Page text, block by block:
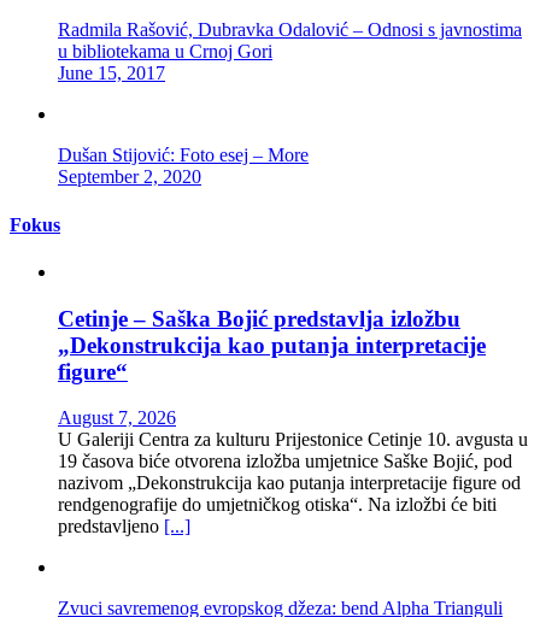
Radmila Rašović, Dubravka Odalović – Odnosi s javnostima
u bibliotekama u Crnoj Gori
June 15, 2017
Dušan Stijović: Foto esej – More
September 2, 2020
Fokus
Cetinje – Saška Bojić predstavlja izložbu
„Dekonstrukcija kao putanja interpretacije
figure“
August 7, 2026
U Galeriji Centra za kulturu Prijestonice Cetinje 10. avgusta u
19 časova biće otvorena izložba umjetnice Saške Bojić, pod
nazivom „Dekonstrukcija kao putanja interpretacije figure od
rendgenografije do umjetničkog otiska“. Na izložbi će biti
predstavljeno [...]
Zvuci savremenog evropskog džeza: bend Alpha Trianguli